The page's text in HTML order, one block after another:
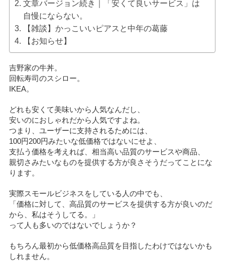
文章バージョン続き｜「安くて良いサービス」は
自慢にならない。
【雑談】かっこいいピアスと中年の葛藤
【お知らせ】
吉野家の牛丼。
回転寿司のスシロー。
IKEA。
どれも安くて美味いから人気なんだし、
安いのにおしゃれだから人気ですよね。
つまり、ユーザーに支持されるためには、
100円200円みたいな低価格ではないにせよ、
支払う価格を考えれば、相当高い品質のサービスや商品、
親切さみたいなものを提供する方が良さそうだってことにな
ります。
実際スモールビジネスをしている人の中でも、
「価格に対して、高品質のサービスを提供する方が良いのだ
から、私はそうしてる。」
って人も多いのではないでしょうか？
もちろん最初から低価格高品質を目指したわけではないかも
しれません。